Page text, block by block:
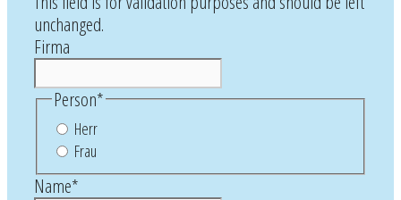
unchanged.
Firma
Person*
Herr
Frau
Name*